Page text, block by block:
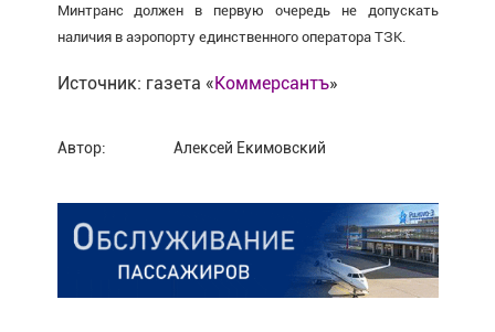
Минтранс должен в первую очередь не допускать
наличия в аэропорту единственного оператора ТЗК.
Источник: газета «Коммерсантъ»
Автор: Алексей Екимовский